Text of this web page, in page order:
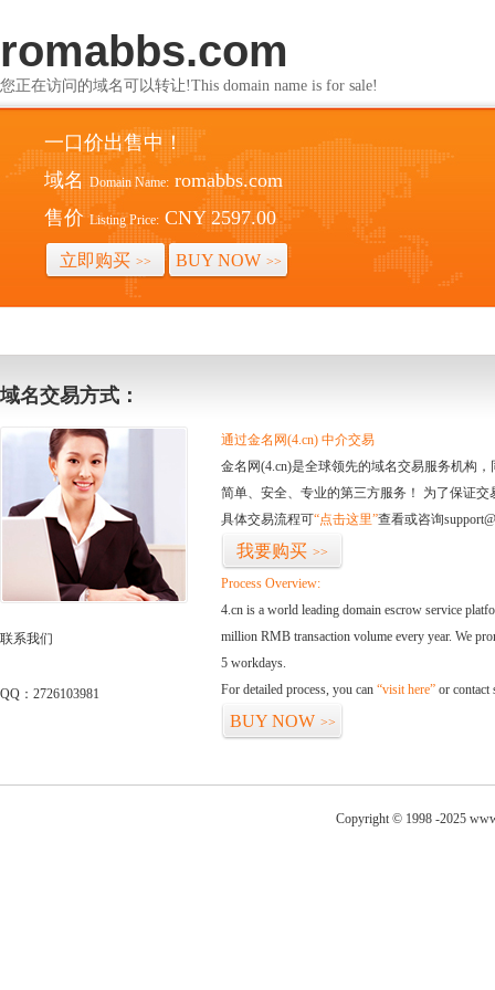
romabbs.com
您正在访问的域名可以转让!This domain name is for sale!
一口价出售中！
域名 Domain Name: romabbs.com
售价 Listing Price: CNY 2597.00
立即购买 >> BUY NOW >>
域名交易方式：
联系我们
QQ：2726103981
通过金名网(4.cn) 中介交易
金名网(4.cn)是全球领先的域名交易服务机构
简单、安全、专业的第三方服务！ 为了保证
具体交易流程可“点击这里”查看或咨询
我要购买 >>
Process Overview:
4.cn is a world leading domain escrow service
million RMB transaction volume every year. We
5 workdays.
For detailed process, you can “visit here” or contact
BUY NOW >>
Copyright © 1998 -2025